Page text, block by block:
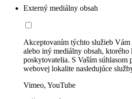
Externý mediálny obsah
Akceptovaním týchto služieb
alebo iný mediálny obsah,
poskytovatelia. S Vaším súhlasom
webovej lokalite nasledujúce
Vimeo, YouTube